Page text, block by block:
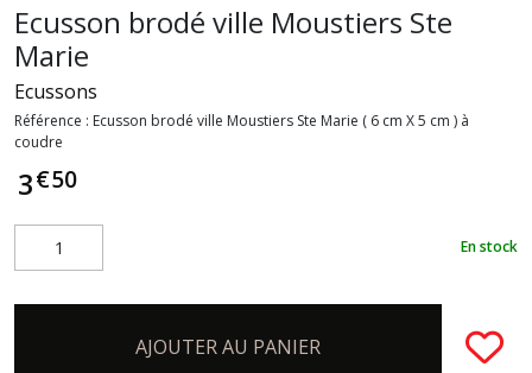
Ecusson brodé ville Moustiers Ste
Marie
Ecussons
Référence : Ecusson brodé ville Moustiers Ste Marie ( 6 cm X 5 cm ) à
coudre
3€50
En stock
AJOUTER AU PANIER